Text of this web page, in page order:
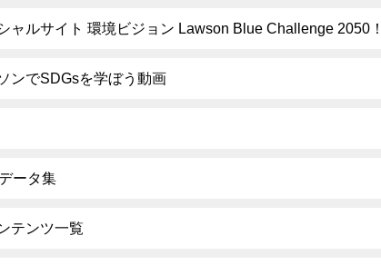
ャルサイト 環境ビジョン Lawson Blue Challenge 2050
ンでSDGsを学ぼう動画
ータ集
テンツ一覧